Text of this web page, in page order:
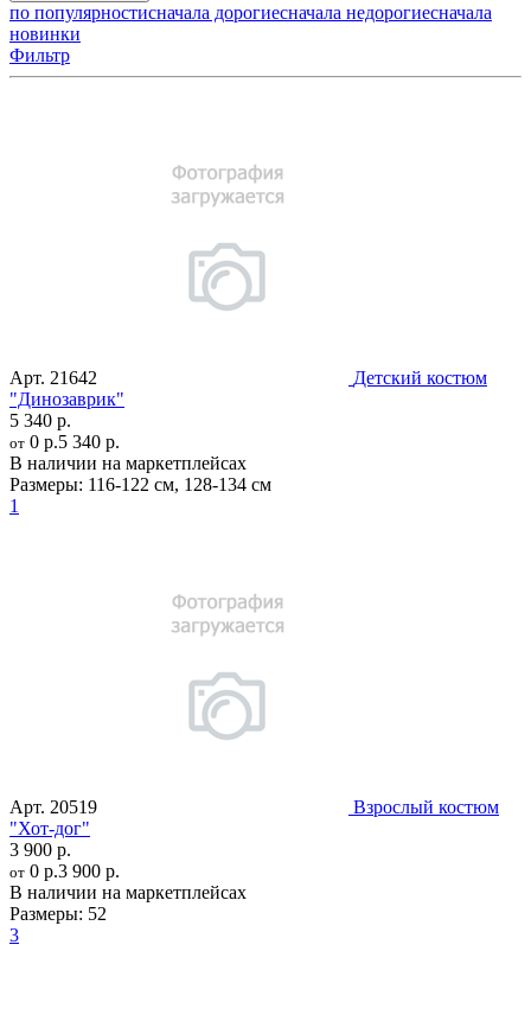
по популярностисначала дорогиесначала недорогиесначала
новинки
Фильтр
Арт. 21642
Детский костюм
"Динозаврик"
5 340 р.
от 0 р.5 340 р.
В наличии на маркетплейсах
Размеры: 116-122 см, 128-134 см
1
Арт. 20519
Взрослый костюм
"Хот-дог"
3 900 р.
от 0 р.3 900 р.
В наличии на маркетплейсах
Размеры: 52
3